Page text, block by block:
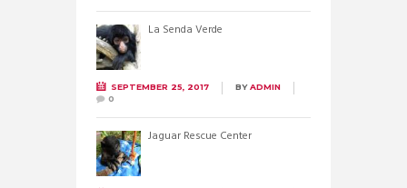
La Senda Verde
SEPTEMBER 25, 2017 BYADMIN
0
Jaguar Rescue Center